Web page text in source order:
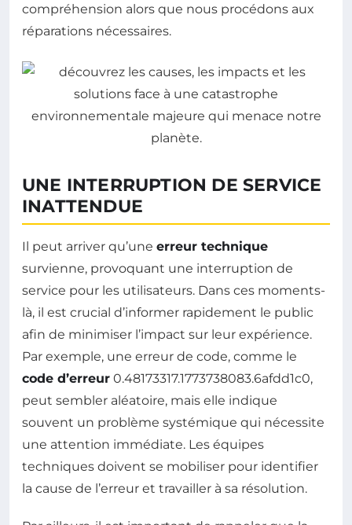
compréhension alors que nous procédons aux
réparations nécessaires.
UNE INTERRUPTION DE SERVICE
INATTENDUE
Il peut arriver qu’une erreur technique
survienne, provoquant une interruption de
service pour les utilisateurs. Dans ces moments-
là, il est crucial d’informer rapidement le public
afin de minimiser l’impact sur leur expérience.
Par exemple, une erreur de code, comme le
code d’erreur 0.48173317.1773738083.6afdd1c0,
peut sembler aléatoire, mais elle indique
souvent un problème systémique qui nécessite
une attention immédiate. Les équipes
techniques doivent se mobiliser pour identifier
la cause de l’erreur et travailler à sa résolution.